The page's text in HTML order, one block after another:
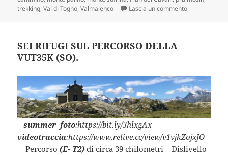
trekking,Val di Togno,Valmalenco Lascia un commentosu MONTE
SEI RIFUGI SUL PERCORSO DELLA
VUT35K (SO).
summer–foto:https://bit.ly/3hlxgAx –
videotraccia:https://www.relive.cc/view/v1vjkZojxJO
– Percorso (E- T2) di circa 39 chilometri – Dislivello